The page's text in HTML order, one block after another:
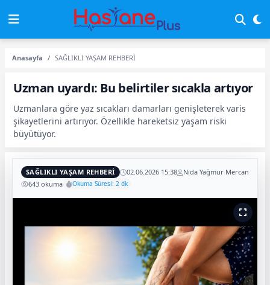
Anasayfa SAĞLIKLI YAŞAM REHBERİ
Uzman uyardı: Bu belirtiler sıcakla artıyor
Uzmanlara göre yaz sıcakları damarları genişleterek varis
şikayetlerini artırıyor. Özellikle hareketsiz yaşam riski
büyütüyor.
SAĞLIKLI YAŞAM REHBERİ 02.06.2026 15:38
Nida Yağmur Mercan
643 okuma
Okuma Süresi: 2 dk